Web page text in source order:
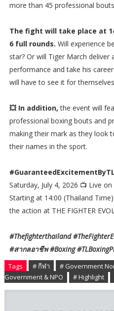
more than 45 professional
The fight will take place at
6 full rounds. Will experience
star? Or will Tiger March
performance and take his
will have to see it for
💥 In addition,the event will
professional boxing bouts and
making their mark as they look
their names in the sport.
Saturday, July 4, 2026 📺 Live
Starting at 14:00 (Thailand
the action at THE FIGHTER
#Thefighterthailand
#สากลอาชีพ #Boxing
Tags # กีฬา # Government
Government & NPO
# Highlight